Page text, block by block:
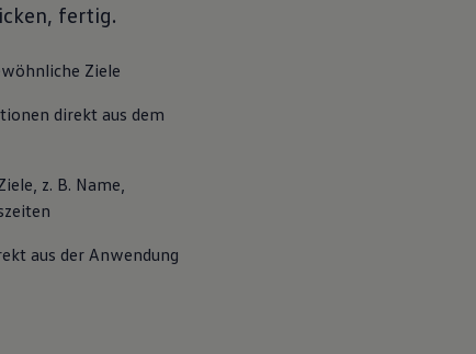
fertig.
Ziele
direkt aus dem
z. B. Name,
aus der Anwendung